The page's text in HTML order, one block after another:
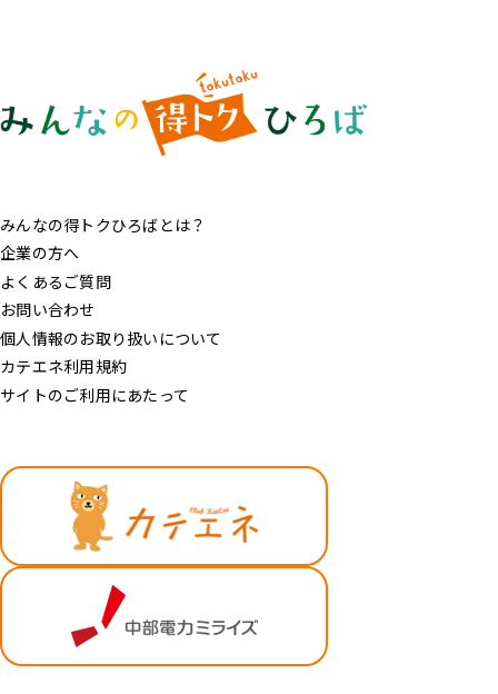
みんなの得トクひろばとは？
企業の方へ
よくあるご質問
お問い合わせ
個人情報のお取り扱いについて
カテエネ利用規約
サイトのご利用にあたって